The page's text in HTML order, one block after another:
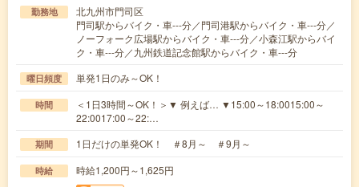
勤務地
北九州市門司区
門司駅からバイク・車---分／門司港駅からバイク・車---分／
ノーフォーク広場駅からバイク・車---分／小森江駅からバイ
ク・車---分／九州鉄道記念館駅からバイク・車---分
曜日頻度 単発1日のみ～OK！
時間
＜1日3時間～OK！＞▼ 例えば… ▼15:00～18:0015:00～
22:0017:00～22:…
期間 1日だけの単発OK！ ＃8月～ ＃9月～
時給 時給1,200円～1,625円